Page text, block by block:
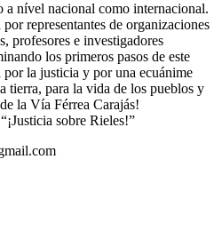
a nível nacional como internacional.
representantes de organizaciones
profesores e investigadores
los primeros pasos de este
la justicia y por una ecuánime
tierra, para la vida de los pueblos y
la Vía Férrea Carajás!
sobre Rieles!”